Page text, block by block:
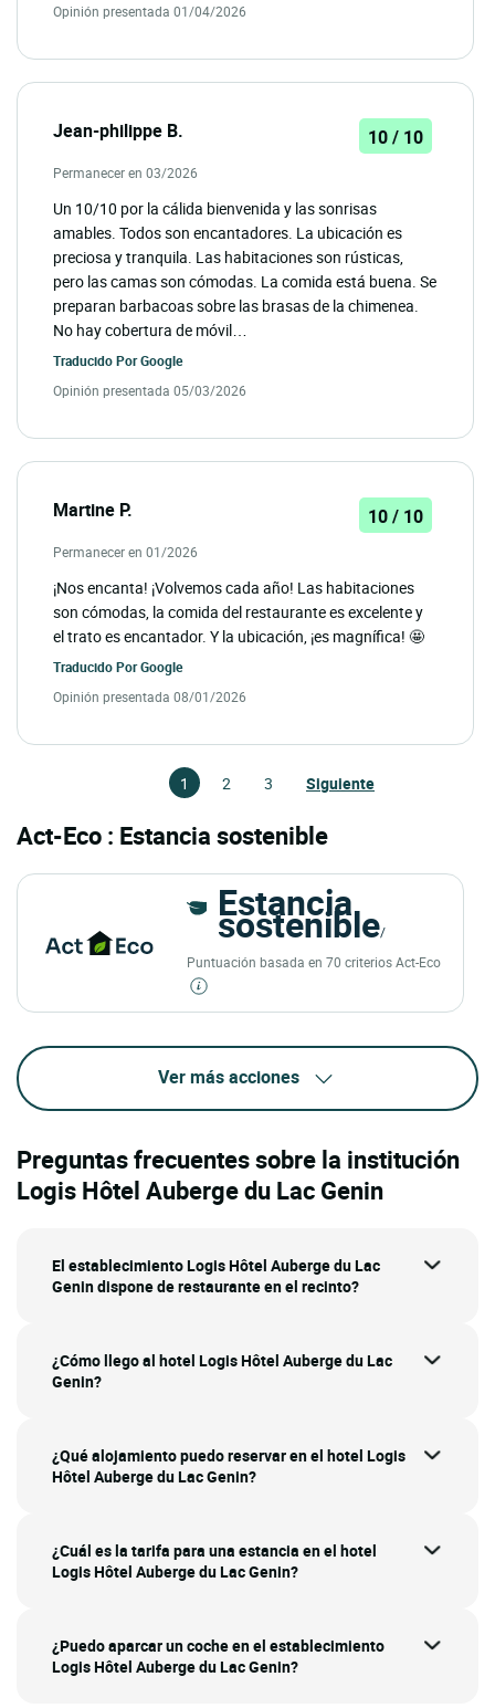
Opinión presentada 01/04/2026
Jean-philippe B. 10 / 10
Permanecer en 03/2026
Un 10/10 por la cálida bienvenida y las sonrisas
amables. Todos son encantadores. La ubicación es
preciosa y tranquila. Las habitaciones son rústicas,
pero las camas son cómodas. La comida está buena. Se
preparan barbacoas sobre las brasas de la chimenea.
No hay cobertura de móvil…
Traducido PorGoogle
Opinión presentada 05/03/2026
Martine P. 10 / 10
Permanecer en 01/2026
¡Nos encanta! ¡Volvemos cada año! Las habitaciones
son cómodas, la comida del restaurante es excelente y
el trato es encantador. Y la ubicación, ¡es magnífica! 🤩
Traducido PorGoogle
Opinión presentada 08/01/2026
1 2 3 Siguiente
Act-Eco : Estancia sostenible
Estancia
sostenible/
Puntuación basada en 70 criterios Act-Eco
Ver más acciones
Preguntas frecuentes sobre la institución
Logis Hôtel Auberge du Lac Genin
El establecimiento Logis Hôtel Auberge du Lac
Genin dispone de restaurante en el recinto?
¿Cómo llego al hotel Logis Hôtel Auberge du Lac
Genin?
¿Qué alojamiento puedo reservar en el hotel Logis
Hôtel Auberge du Lac Genin?
¿Cuál es la tarifa para una estancia en el hotel
Logis Hôtel Auberge du Lac Genin?
¿Puedo aparcar un coche en el establecimiento
Logis Hôtel Auberge du Lac Genin?